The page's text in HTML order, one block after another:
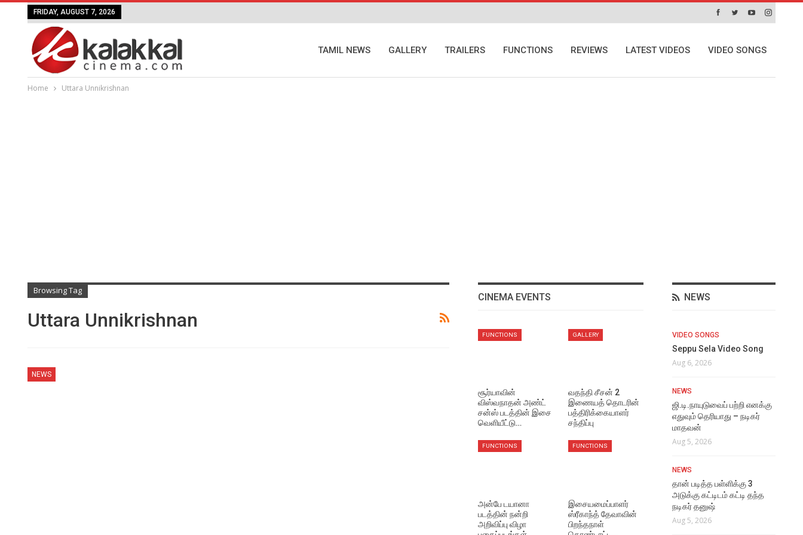
FRIDAY, AUGUST 7, 2026
TAMIL NEWS GALLERY TRAILERS FUNCTIONS REVIEWS LATEST VIDEOS VIDEO SONGS
Home Uttara Unnikrishnan
Browsing Tag
Uttara Unnikrishnan
NEWS
CINEMA EVENTS
FUNCTIONS
சூர்யாவின்
விஸ்வநாதன் அண்ட்
சன்ஸ் படத்தின் இசை
வெளியீட்டு…
GALLERY
வதந்தி சீசன் 2
இணையத் தொடரின்
பத்திரிக்கையாளர்
சந்திப்பு
FUNCTIONS
அன்பே டயானா
படத்தின் நன்றி
அறிவிப்பு விழா
FUNCTIONS
இசையமைப்பாளர்
ஸ்ரீகாந்த் தேவாவின்
பிறந்தநாள்
NEWS
இயக்குநர் மோகன் ராஜா
இயக்கத்தில் நடிக்கும்
படம் மர்டர் இன் டவுன்!
NEWS
TRAILERS
The Paradise Tamil
Teaser
Aug 7, 2026
Aug 7, 2026
NEWS
VIDEO SONGS
Seppu Sela Video Song
Aug 6, 2026
NEWS
ஜி.டி.நாயுடுவைப் பற்றி எனக்கு
எதுவும் தெரியாது – நடிகர்
மாதவன்
Aug 5, 2026
NEWS
தான் படித்த பள்ளிக்கு 3
அடுக்கு கட்டிடம் கட்டி தந்த
நடிகர் தனுஷ்
Aug 5, 2026